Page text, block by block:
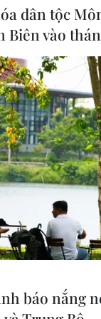
nghẽn” mặt
giải ngân
yen sau cái
trưng dụng
mắc trên
dân tộc
vào
báo nắng